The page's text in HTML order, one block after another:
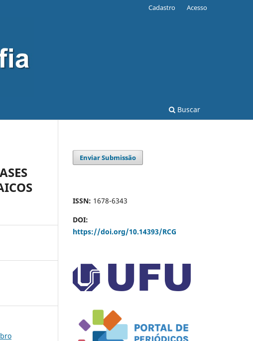
Buscar
Cadastro Acesso
Enviar Submissão
ISSN: 1678-6343
DOI:
https://doi.org/10.14393/RCG